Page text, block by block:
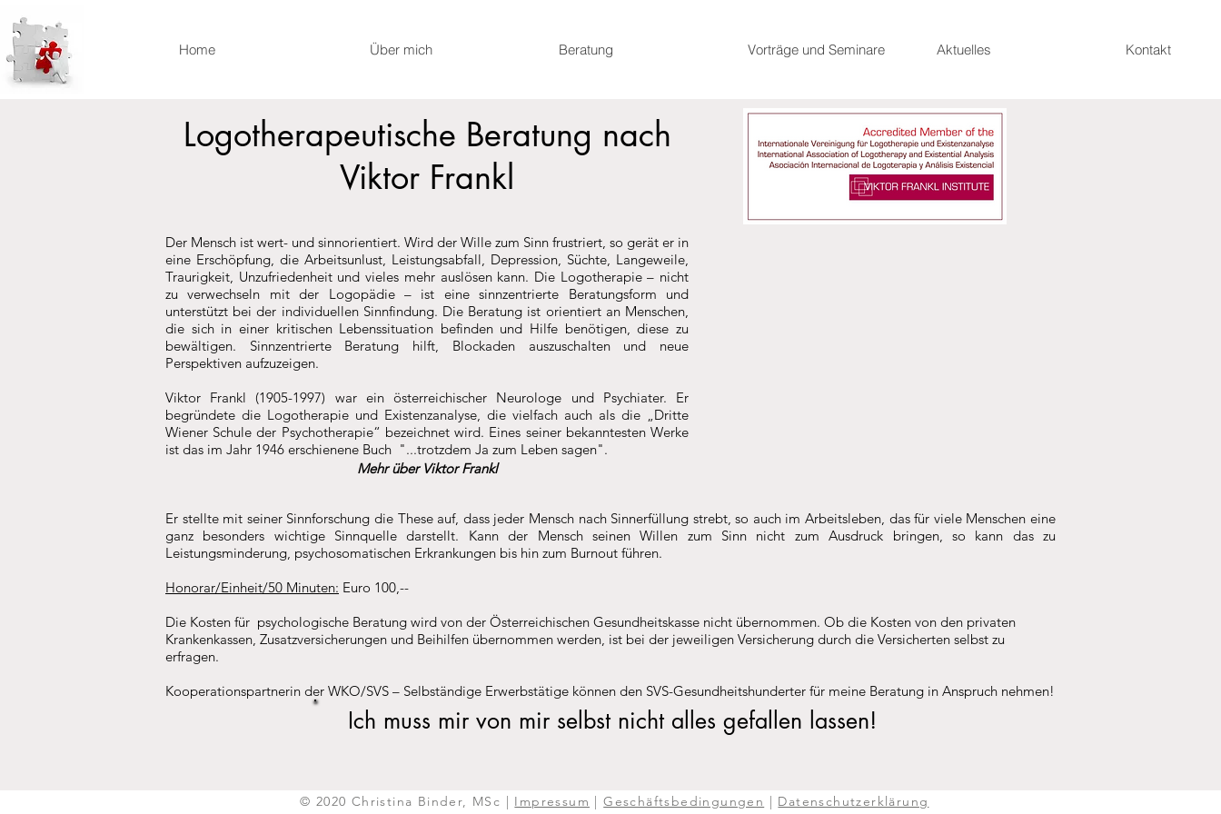
Home Über mich Beratung Vorträge und Seminare Aktuelles Kontakt
Logotherapeutische Beratung nach
Viktor Frankl
Der Mensch ist wert- und sinnorientiert. Wird der Wille zum Sinn frustriert, so gerät er in
eine Erschöpfung, die Arbeitsunlust, Leistungsabfall, Depression, Süchte, Langeweile,
Traurigkeit, Unzufriedenheit und vieles mehr auslösen kann. Die Logotherapie – nicht
zu verwechseln mit der Logopädie – ist eine sinnzentrierte Beratungsform und
unterstützt bei der individuellen Sinnfindung. Die Beratung ist orientiert an Menschen,
die sich in einer kritischen Lebenssituation befinden und Hilfe benötigen, diese zu
bewältigen. Sinnzentrierte Beratung hilft, Blockaden auszuschalten und neue
Perspektiven aufzuzeigen.
Viktor Frankl (1905-1997) war einösterreichischer Neurologe und Psychiater. Er
begründete die Logotherapie und Existenzanalyse, die vielfach auch als die „Dritte
Wiener Schule der Psychotherapie“ bezeichnet wird. Eines seiner bekanntesten Werke
ist das im Jahr 1946 erschienene Buch "...trotzdem Ja zum Leben sagen".
Mehr über Viktor Frankl
Er stellte mit seiner Sinnforschung die These auf, dass jeder Mensch nach Sinnerfüllung strebt, so auch im Arbeitsleben, das für viele Menschen eine
ganz besonders wichtige Sinnquelle darstellt. Kann der Mensch seinen Willen zum Sinn nicht zum Ausdruck bringen, so kann das zu
Leistungsminderung, psychosomatischen Erkrankungen bis hin zum Burnout führen.
Honorar/Einheit/50 Minuten: Euro 100,--
Die Kosten für psychologische Beratung wird von der Österreichischen Gesundheitskasse nicht übernommen. Ob die Kosten von den privaten
Krankenkassen, Zusatzversicherungen und Beihilfen übernommen werden, ist bei der jeweiligen Versicherung durch die Versicherten selbst zu
erfragen.
Kooperationspartnerin der WKO/SVS – Selbständige Erwerbstätige können den SVS-Gesundheitshunderter für meine Beratung in Anspruch nehmen!
Ich muss mir von mir selbst nicht alles gefallen lassen!
© 2020 Christina Binder, MSc | Impressum |Geschäftsbedingungen | Datenschutzerklärung